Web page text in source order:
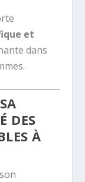
et
dans
DES
À